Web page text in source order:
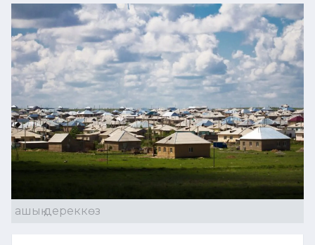
ашық дереккөз